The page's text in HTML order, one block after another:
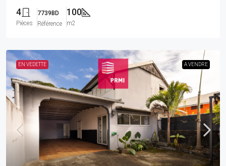
4
Pièces
7739BD
Référence
100
m2
EN VEDETTE A VENDRE